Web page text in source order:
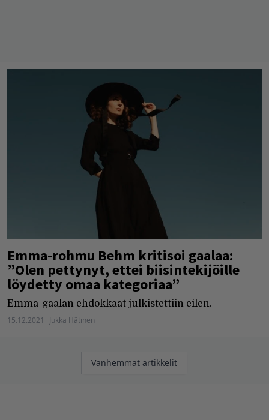
Emma-rohmu Behm kritisoi gaalaa:
”Olen pettynyt, ettei biisintekijöille
löydetty omaa kategoriaa”
Emma-gaalan ehdokkaat julkistettiin eilen.
15.12.2021 Jukka Hätinen
Artikkelien
Vanhemmat artikkelit